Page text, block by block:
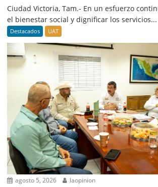
Ciudad Victoria, Tam.- En un esfuerzo
el bienestar social y dignificar los servicios...
Destacados UAT
agosto 5, 2026 laopinion